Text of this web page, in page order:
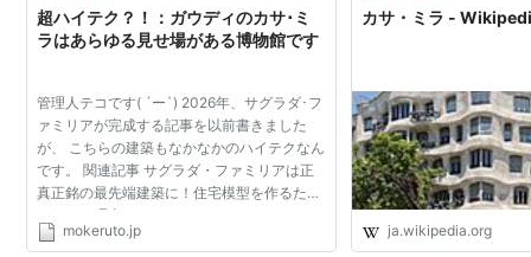
超ハイテク？！：ガウディのカサ･ミ
ラはあらゆる見せ場がある博物館です
管理人テコです( ´ー`) 2026年、サグラダ･フ
ァミリアが完成する記事を以前書きました
が、 こちらの建築もなかなかのハイテクなん
です。 関連記事 サグラダ・ファミリアは正
真正銘の最先端建築に！住宅模型を作るたっ
た一つの理由
https://mokeruto.jp/wp/antonigaudi-himei/
mokeruto.jp
カサ・ミラ -
ja.wikipedia.org